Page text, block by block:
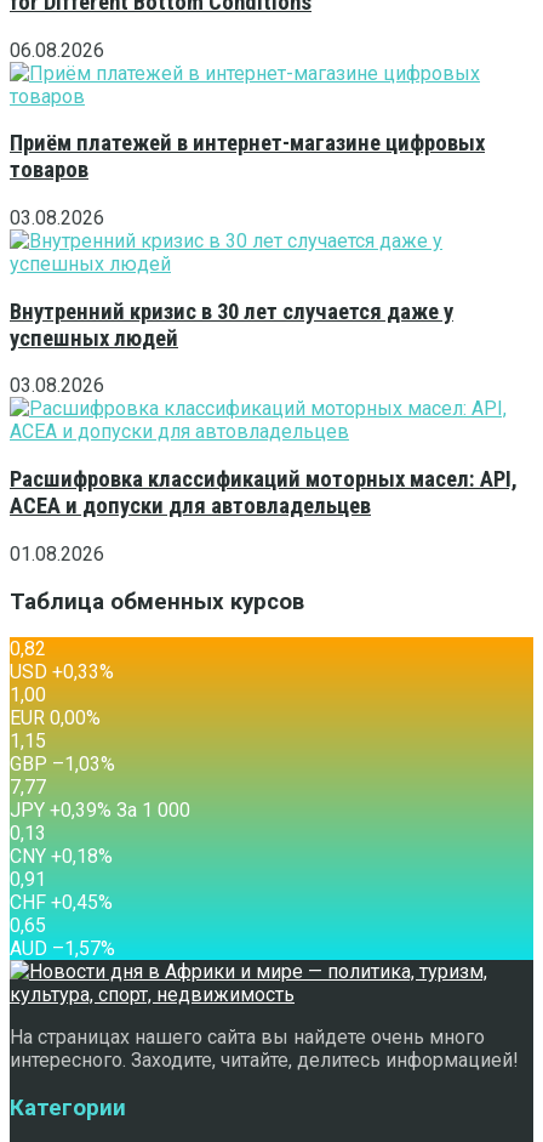
06.08.2026
Приём платежей в интернет-магазине цифровых
товаров
03.08.2026
Внутренний кризис в 30 лет случается даже у
успешных людей
03.08.2026
Расшифровка классификаций моторных масел: API,
ACEA и допуски для автовладельцев
01.08.2026
Таблица обменных курсов
0,82
USD +0,33%
1,00
EUR 0,00%
1,15
GBP –1,03%
7,77
JPY +0,39% За 1 000
0,13
CNY +0,18%
0,91
CHF +0,45%
0,65
AUD –1,57%
На страницах нашего сайта вы найдете очень много
интересного. Заходите, читайте, делитесь информацией!
Категории